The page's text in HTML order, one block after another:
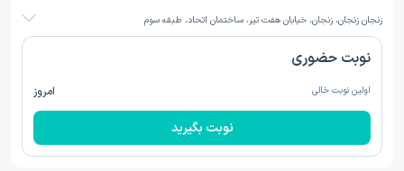
زنجان زنجان، زنجان، خیابان هفت تیر، ساختمان اتحاد، طبقه سوم
نوبت حضوری
اولین نوبت خالی امروز
نوبت بگیرید